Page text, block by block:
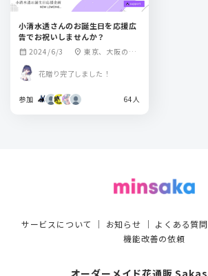
小清水透さんのお誕生日を応援広
告でお祝いしませんか？
calendar_month 2024/6/3 location_on 東京、大阪の某
花贈り完了しました！
参加 64人
サービスについて ｜ お知らせ ｜ よくある質
機能改善の依頼
オーダーメイド花通販